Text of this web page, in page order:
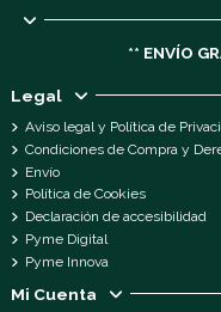
** ENVÍO
Legal
Aviso legal y Política de
Condiciones de Compra y
Envío
Política de Cookies
Declaración de accesibilidad
Pyme Digital
Pyme Innova
Mi Cuenta